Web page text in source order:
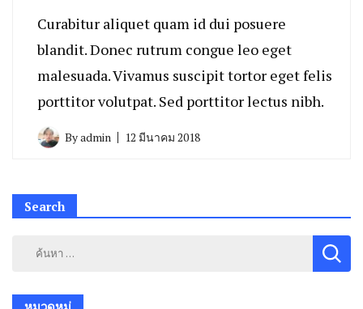
Curabitur aliquet quam id dui posuere
blandit. Donec rutrum congue leo eget
malesuada. Vivamus suscipit tortor eget felis
porttitor volutpat. Sed porttitor lectus nibh.
Byadmin 12 มีนาคม 2018
Search
ค้นหา